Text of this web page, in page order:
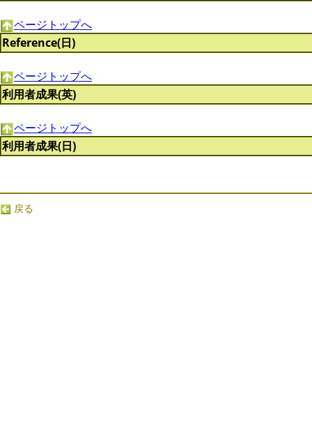
ページトップへ
Reference(日)
ページトップへ
利用者成果(英)
ページトップへ
利用者成果(日)
戻る